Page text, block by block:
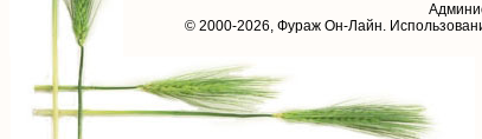
© 2000-2026, Фураж Он-Лайн.